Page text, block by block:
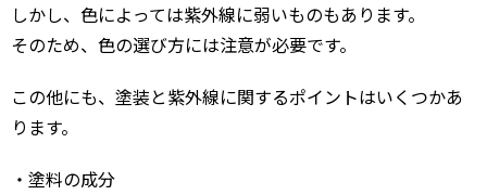
しかし、色によっては紫外線に弱いものもあります。
そのため、色の選び方には注意が必要です。
この他にも、塗装と紫外線に関するポイントはいくつかあ
ります。
・塗料の成分